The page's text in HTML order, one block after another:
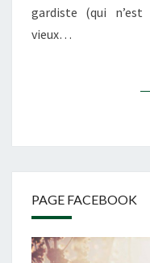
gardiste (qui
vieux…
PAGE FACEBOOK